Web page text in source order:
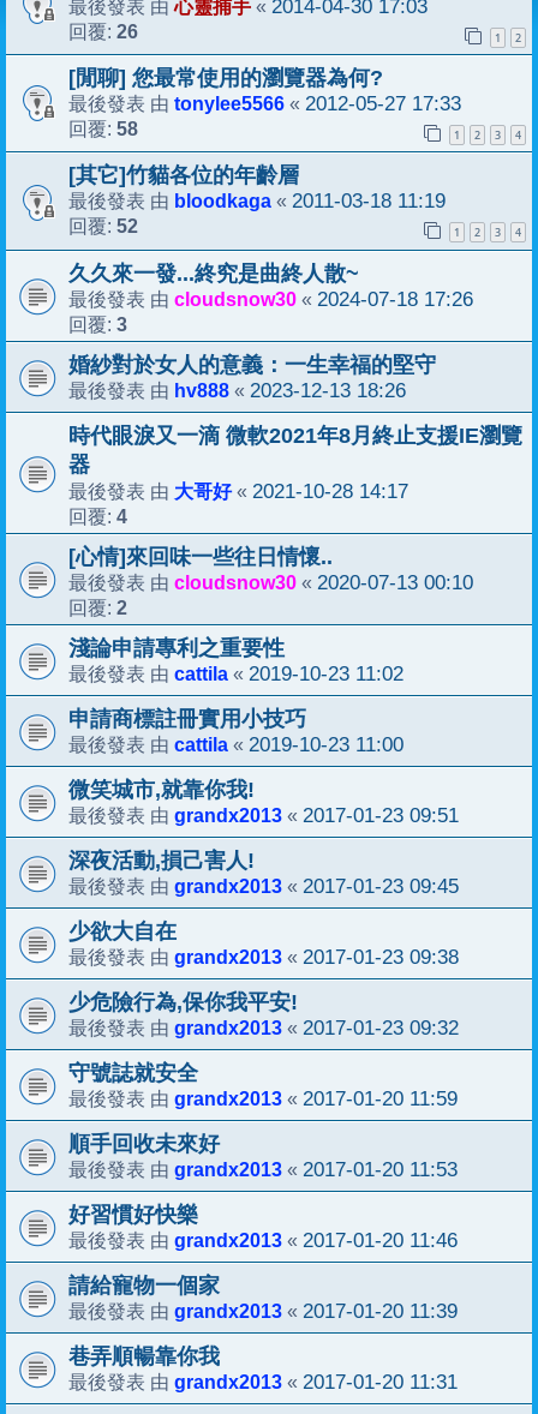
最後發表 由心靈捕手 « 2014-04-30 17:03
回覆: 26 1 2
[閒聊] 您最常使用的瀏覽器為何?
最後發表 由 tonylee5566 « 2012-05-27 17:33
回覆: 58 1 2 3 4
[其它]竹貓各位的年齡層
最後發表 由 bloodkaga « 2011-03-18 11:19
回覆: 52 1 2 3 4
久久來一發...終究是曲終人散~
最後發表 由 cloudsnow30 « 2024-07-18 17:26
回覆: 3
婚紗對於女人的意義：一生幸福的堅守
最後發表 由 hv888 « 2023-12-13 18:26
時代眼淚又一滴 微軟2021年8月終止支援IE瀏覽
器
最後發表 由 大哥好« 2021-10-28 14:17
回覆: 4
[心情]來回味一些往日情懷..
最後發表 由 cloudsnow30 « 2020-07-13 00:10
回覆: 2
淺論申請專利之重要性
最後發表 由 cattila « 2019-10-23 11:02
申請商標註冊實用小技巧
最後發表 由 cattila « 2019-10-23 11:00
微笑城市,就靠你我!
最後發表 由 grandx2013 « 2017-01-23 09:51
深夜活動,損己害人!
最後發表 由 grandx2013 « 2017-01-23 09:45
少欲大自在
最後發表 由 grandx2013 « 2017-01-23 09:38
少危險行為,保你我平安!
最後發表 由 grandx2013 « 2017-01-23 09:32
守號誌就安全
最後發表 由 grandx2013 « 2017-01-20 11:59
順手回收未來好
最後發表 由 grandx2013 « 2017-01-20 11:53
好習慣好快樂
最後發表 由 grandx2013 « 2017-01-20 11:46
請給寵物一個家
最後發表 由 grandx2013 « 2017-01-20 11:39
巷弄順暢靠你我
最後發表 由 grandx2013 « 2017-01-20 11:31